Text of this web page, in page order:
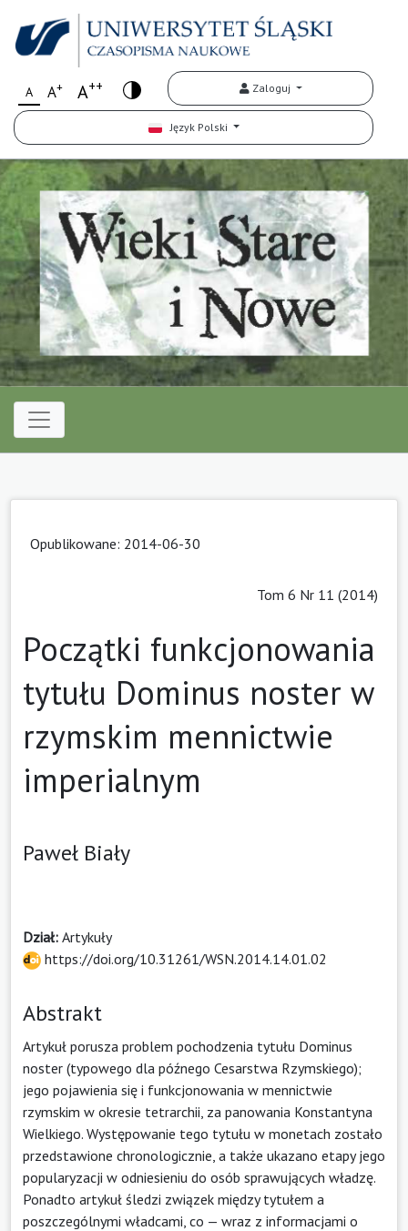
A A+ A++ Zaloguj
Język Polski
Opublikowane: 2014-06-30
Tom 6 Nr 11 (2014)
Początki funkcjonowania
tytułu Dominus noster w
rzymskim mennictwie
imperialnym
Paweł Biały
Dział: Artykuły
https://doi.org/10.31261/WSN.2014.14.01.02
Abstrakt
Artykuł porusza problem pochodzenia tytułu Dominus
noster (typowego dla późnego Cesarstwa Rzymskiego);
jego pojawienia się i funkcjonowania w mennictwie
rzymskim w okresie tetrarchii, za panowania Konstantyna
Wielkiego. Występowanie tego tytułu w monetach zostało
przedstawione chronologicznie, a także ukazano etapy jego
popularyzacji w odniesieniu do osób sprawujących władzę.
Ponadto artykuł śledzi związek między tytułem a
poszczególnymi władcami, co — wraz z informacjami o